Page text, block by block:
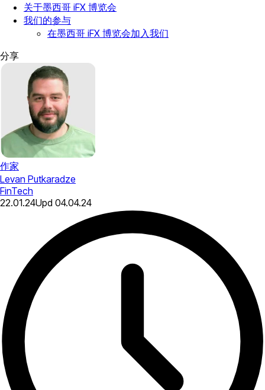
关于墨西哥 iFX 博览会
我们的参与
在墨西哥 iFX 博览会加入我们
分享
作家
Levan Putkaradze
FinTech
22.01.24Upd 04.04.24